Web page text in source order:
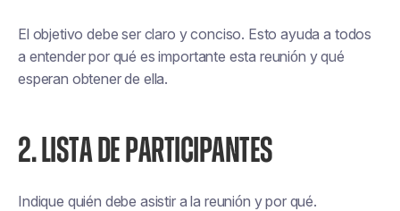
El objetivo debe ser claro y conciso. Esto ayuda a todos
a entender por qué es importante esta reunión y qué
esperan obtener de ella.
2. LISTA DE PARTICIPANTES
Indique quién debe asistir a la reunión y por qué.